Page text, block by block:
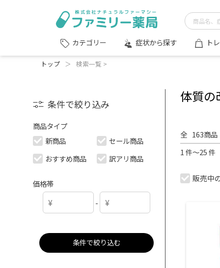
カテゴリー 症状から探す ト
トップ ＞ 検索一覧 >
条件で絞り込み
商品タイプ
新商品
セール商品
おすすめ商品
訳アリ商品
価格帯
-
条件で絞り込む
体質の
全 163商品
1 件～25 件
販売中